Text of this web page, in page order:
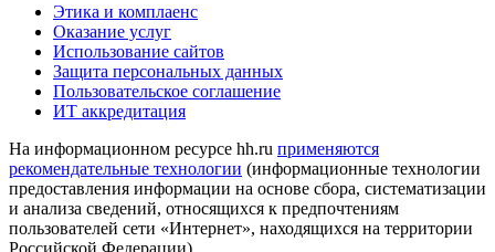
Этика и комплаенс
Оказание услуг
Использование сайтов
Защита персональных данных
Пользовательское соглашение
ИТ аккредитация
На информационном ресурсе hh.ru применяются
рекомендательные технологии (информационные технологии
предоставления информации на основе сбора, систематизации
и анализа сведений, относящихся к предпочтениям
пользователей сети «Интернет», находящихся на территории
Российской Федерации)